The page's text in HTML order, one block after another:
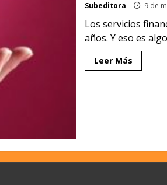
Subeditora 9 de
Los servicios
años. Y eso es
Leer Más